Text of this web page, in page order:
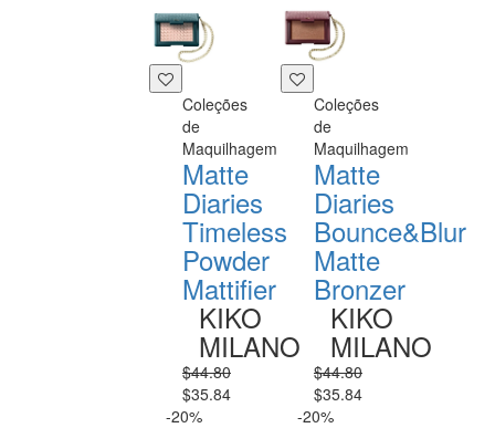
Coleções
de
Maquilhagem
Matte
Diaries
Timeless
Powder
Mattifier
KIKO
MILANO
$44.80
$35.84
Coleções
de
Maquilhagem
Matte
Diaries
Bounce&Blur
Matte
Bronzer
KIKO
MILANO
$44.80
$35.84
-20%
-20%